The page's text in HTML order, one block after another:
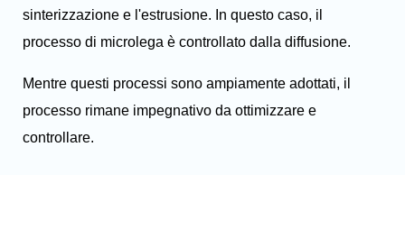
sinterizzazione e l'estrusione. In questo caso, il
processo di microlega è controllato dalla diffusione.
Mentre questi processi sono ampiamente adottati, il
processo rimane impegnativo da ottimizzare e
controllare.